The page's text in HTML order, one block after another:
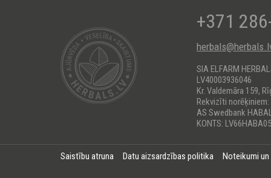
+371
SIA ELFARM
LV40003936046
Kr. Valdemāra 159,
Rekvizīti norēķiniem:
AS Swedbank
KONTS:
Saistību atruna Datu aizsardzības politika Noteikumi